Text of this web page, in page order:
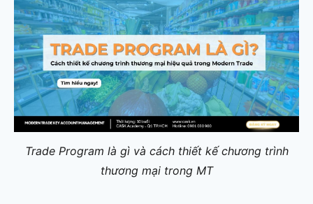
Trade Program là gì và cách thiết kế chương trình
thương mại trong MT